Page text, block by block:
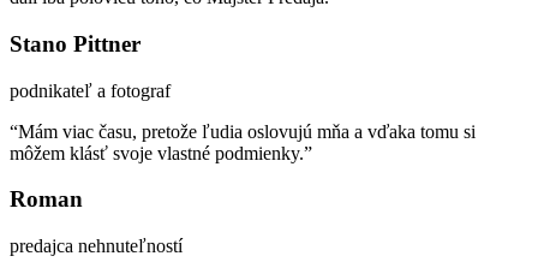
Stano Pittner
podnikateľ a fotograf
“Mám viac času, pretože ľudia oslovujú mňa a vďaka tomu si
môžem klásť svoje vlastné podmienky.”
Roman
predajca nehnuteľností